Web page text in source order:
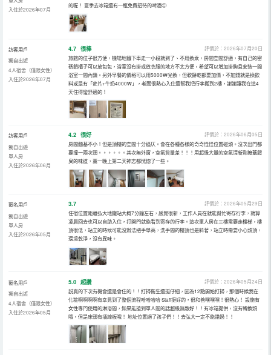
入住於2026年07月
的喔！ 夏季去冰箱還有一瓶免費招待的啤酒🙂
訪客用戶
獨自出遊
4人宿舍（僅限女性）
入住於2026年07月
4.7 很棒
評價於：2026年07月20日
旅館的位子很方便，機場地鐵下車走一小段就到了、不用換乘，房間空間舒適，有自己的密
碼鎖櫃子可以放包包，浴室沒有掛或放衣服的地方不太方便，希望可以增加掛鉤且安裝一間
浴室一間內鎖。另外早餐的價格可以用5000₩兌換，但軟餅乾都要加價，不加錢就是換飲
料或是有「麥片+牛奶4000₩」，老闆很熱心入住還幫我把行李搬到2樓，謝謝讓我在這4
天住得蠻舒適的！
訪客用戶
獨自出遊
單人房
入住於2026年06月
4.2 很好
評價於：2026年06月05日
房間麵基不小！但是頂樓的空間十分逼仄。會在各種各樣的奇奇怪怪位置碰頭。沒次出門都
要撞一兩次頭。。。。。。其次無外窗，空氣質量差！！！用超級大量的空氣清新劑掩蓋餿
臭的味道，薰一晚上第二天神志都恍惚了一些。
匿名用戶
獨自出遊
單人房
入住於2026年05月
3.7
評價於：2026年05月29日
住宿位置距離弘大地鐵站大概7分鐘左右，感覺很新，工作人員在就能幫忙寄存行李，就算
凌晨回去也可以自助入住，打開門就能看到寄存的行李。這次單人房在三樓需要走樓梯，樓
頂很低，站立的時候可能沒辦法把手舉高，洗手間的樓頂也是斜著，站立時需要小心頭頂，
環境乾淨，沒有異味。
匿名用戶
獨自出遊
4人宿舍（僅限女性）
入住於2026年05月
5.0 超讚
評價於：2026年05月24日
説真的下次有機會還是會住的！！打掃衞生還挺仔細，因為12點開始打掃，那個時候我在
化粧啊啊啊啊有幸見到了整個流程哈哈哈哈 Staff挺好的，很和善嘿嘿嘿！很熱心！ 設施有
女性專門使用的淋浴間，如果能搶到單人間的話超級無敵好！！有冰箱提供，沒有轉換頭
哦，但是床頭有插線板哦！ 地址位置絕了孩子們！！去弘大一定不能錯過！！